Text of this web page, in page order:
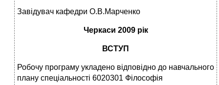
Завідувач кафедри О.В.Марченко
Черкаси 2009 рік
ВСТУП
Робочу програму укладено відповідно до навчального
плану спеціальності 6020301 Філософія